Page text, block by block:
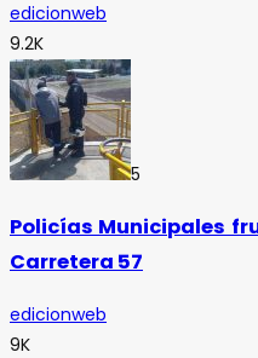
edicionweb
9.2K
5
Policías Municipales
Carretera 57
edicionweb
9K